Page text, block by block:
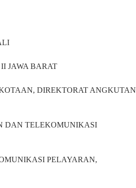
JAWA BARAT
DIREKTORAT ANGKUTAN
DAN TELEKOMUNIKASI
PELAYARAN,